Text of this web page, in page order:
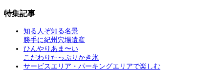
特集記事
知る人ぞ知る名景
勝手に紀州穴場遺産
ひんやりあま〜い
こだわりたっぷりかき氷
サービスエリア・パーキングエリアで楽しむ